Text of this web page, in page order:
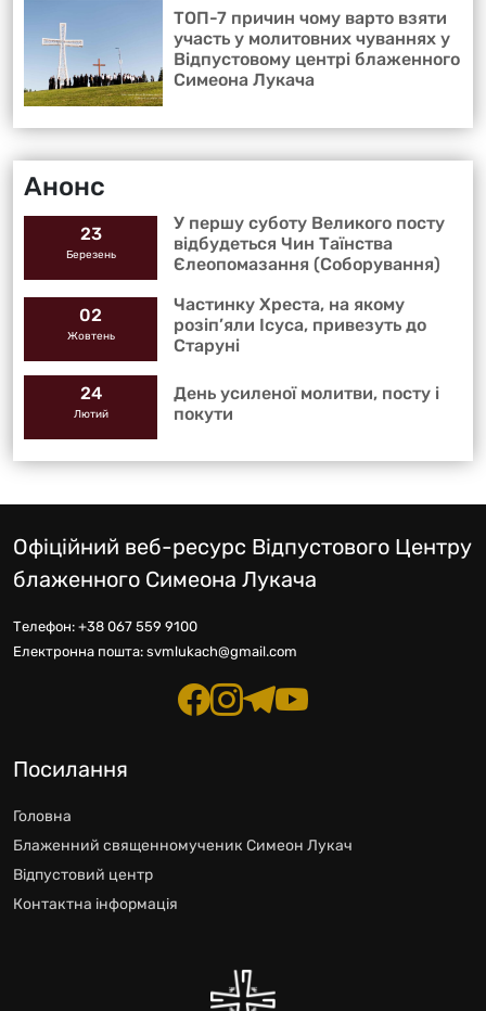
ТОП-7 причин чому варто взяти
участь у молитовних чуваннях у
Відпустовому центрі блаженного
Симеона Лукача
Анонс
23
Березень
У першу суботу Великого посту
відбудеться Чин Таїнства
Єлеопомазання (Соборування)
02
Жовтень
Частинку Хреста, на якому
розіп’яли Ісуса, привезуть до
Старуні
24
Лютий
День усиленої молитви, посту і
покути
Офіційний веб-ресурс Відпустового Центру
блаженного Симеона Лукача
Телефон: +38 067 559 9100
Електронна пошта: svmlukach@gmail.com
Посилання
Головна
Блаженний священномученик Симеон Лукач
Відпустовий центр
Контактна інформація